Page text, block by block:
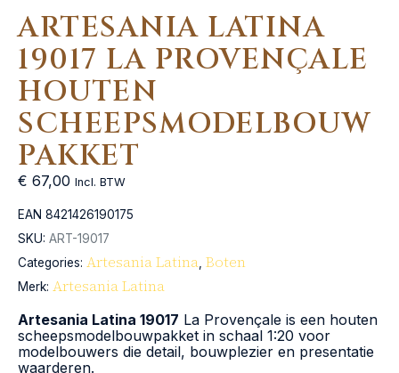
ARTESANIA LATINA
19017 LA PROVENÇALE
HOUTEN
SCHEEPSMODELBOUW
PAKKET
€ 67,00 Incl. BTW
EAN 8421426190175
SKU: ART-19017
Categories: Artesania Latina, Boten
Merk: Artesania Latina
Artesania Latina 19017 La Provençale is een houten
scheepsmodelbouwpakket in schaal 1:20 voor
modelbouwers die detail, bouwplezier en presentatie
waarderen.